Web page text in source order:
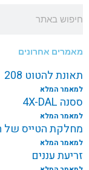
מאמרים אחרונים
תאונת להטוט 208
למאמר המלא
ססנה 4X-DAL
למאמר המלא
מחלקת הטייס של
למאמר המלא
זריעת עננים